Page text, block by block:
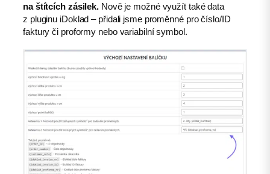
na štítcích zásilek. Nově je možné využít také data
z pluginu iDoklad – přidali jsme proměnné pro číslo/ID
faktury či proformy nebo variabilní symbol.